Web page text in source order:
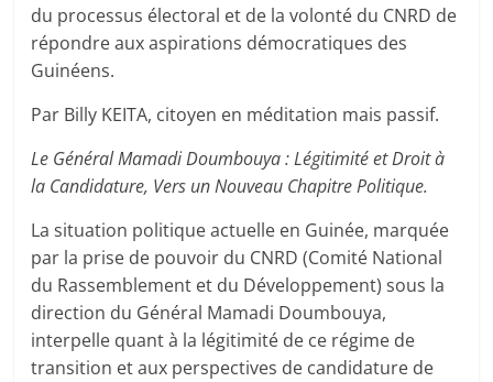
du processus électoral et de la volonté du CNRD de
répondre aux aspirations démocratiques des
Guinéens.
Par Billy KEITA, citoyen en méditation mais passif.
Le Général Mamadi Doumbouya : Légitimité et Droit à
la Candidature, Vers un Nouveau Chapitre Politique.
La situation politique actuelle en Guinée, marquée
par la prise de pouvoir du CNRD (Comité National
du Rassemblement et du Développement) sous la
direction du Général Mamadi Doumbouya,
interpelle quant à la légitimité de ce régime de
transition et aux perspectives de candidature de